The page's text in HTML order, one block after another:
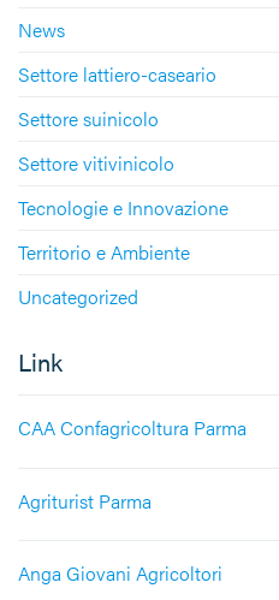
News
Settore lattiero-caseario
Settore suinicolo
Settore vitivinicolo
Tecnologie e Innovazione
Territorio e Ambiente
Uncategorized
Link
CAA Confagricoltura Parma
Agriturist Parma
Anga Giovani Agricoltori